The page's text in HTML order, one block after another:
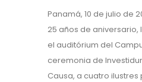
Panamá, 10 de julio de
25 años de aniversario,
el auditórium del
ceremonia de
Causa, a cuatro